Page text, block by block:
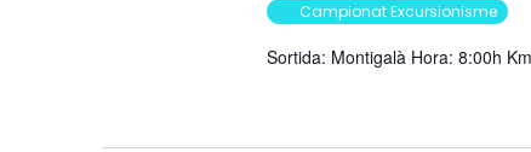
Campionat Excursionisme
Sortida: Montigalà Hora: 8:00h